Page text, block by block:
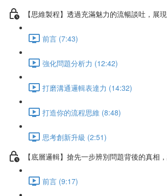
【思維製程】透過充滿魅力的流暢談吐，展
前言 (7:43)
強化問題分析力 (12:42)
打磨溝通邏輯表達力 (14:32)
打造你的流程思維 (8:48)
思考創新升級 (2:51)
【底層邏輯】搶先一步辨別問題背後的真相
前言 (9:17)